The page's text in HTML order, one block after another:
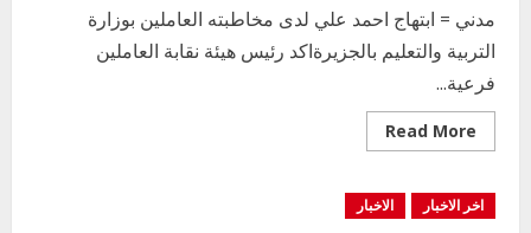
للتقويم
التربوي
مدني = ابتهاج احمد علي لدى مخاطبته العاملين بوزارة
التربية والتعليم بالجزيرةاكد رئيس هيئة نقابة العاملين
فرعية...
Read More
more
العاملين
برئاسة اخر الاخبار الاخبار